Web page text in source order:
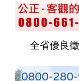
全省優良